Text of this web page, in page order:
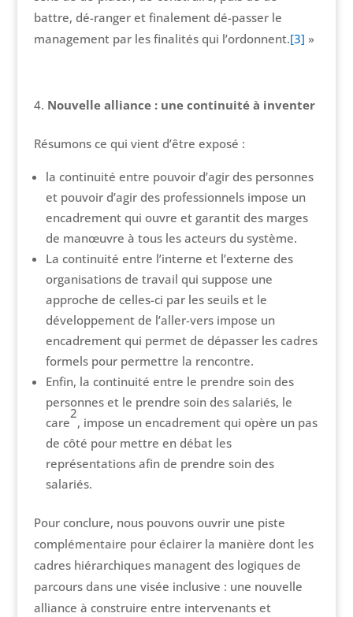
battre, dé-ranger et finalement dé-passer le
management par les finalités qui l’ordonnent.[3] »
Nouvelle alliance : une continuité à inventer
Résumons ce qui vient d’être exposé :
la continuité entre pouvoir d’agir des personnes
et pouvoir d’agir des professionnels impose un
encadrement qui ouvre et garantit des marges
de manœuvre à tous les acteurs du système.
La continuité entre l’interne et l’externe des
organisations de travail qui suppose une
approche de celles-ci par les seuils et le
développement de l’aller-vers impose un
encadrement qui permet de dépasser les cadres
formels pour permettre la rencontre.
Enfin, la continuité entre le prendre soin des
personnes et le prendre soin des salariés, le
care
2
, impose un encadrement qui opère un pas
de côté pour mettre en débat les
représentations afin de prendre soin des
salariés.
Pour conclure, nous pouvons ouvrir une piste
complémentaire pour éclairer la manière dont les
cadres hiérarchiques managent des logiques de
parcours dans une visée inclusive : une nouvelle
alliance à construire entre intervenants et